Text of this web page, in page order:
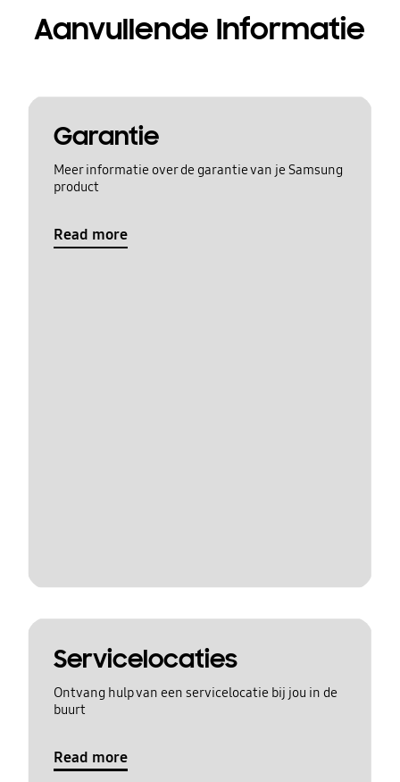
Aanvullende Informatie
Garantie
Meer informatie over de garantie van je Samsung
product
Read more
Servicelocaties
Ontvang hulp van een servicelocatie bij jou in de
buurt
Read more